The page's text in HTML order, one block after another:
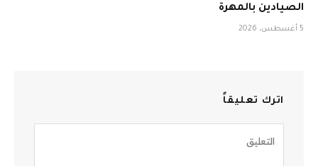
الصيادين بالمهرة
5 أغسطس، 2026
اترك تعليقاً